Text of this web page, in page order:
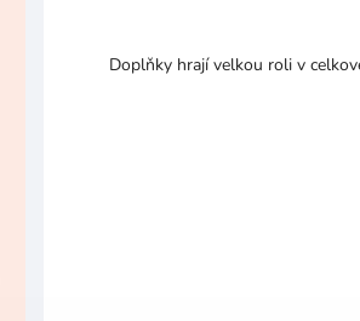
Doplňky hrají velkou roli v